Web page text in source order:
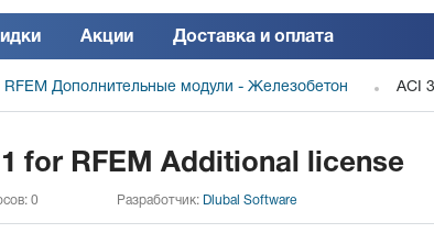
Акции Доставка и оплата
RFEM Дополнительные модули - Железобетон ACI
for RFEM Additional license
0 Разработчик: Dlubal Software